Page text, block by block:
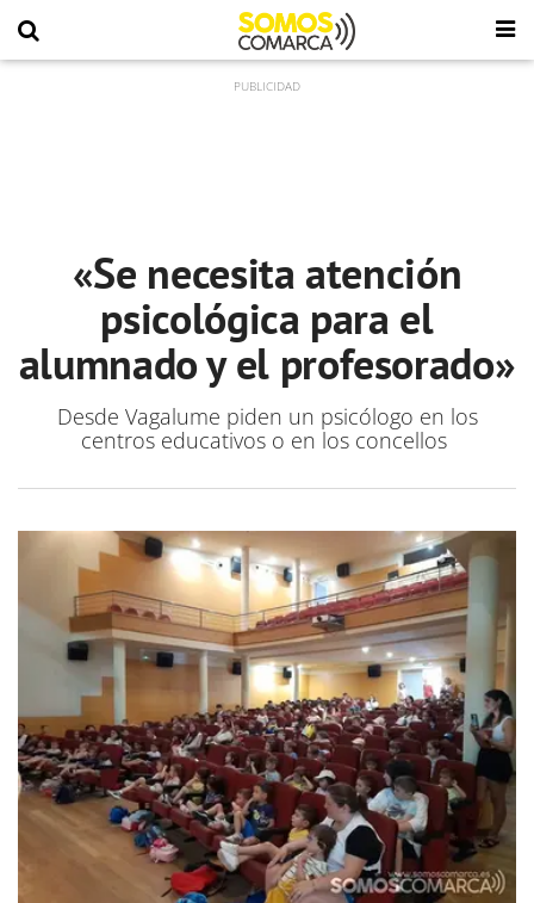
«Se necesita atención
psicológica para el
alumnado y el profesorado»
Desde Vagalume piden un psicólogo en los
centros educativos o en los concellos